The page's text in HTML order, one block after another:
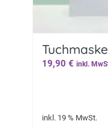
19,90 € inkl.
inkl. 19 % MwSt.